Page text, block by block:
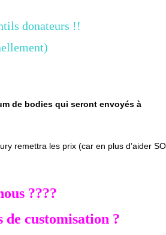
donateurs !!
de bodies qui seront envoyés à
remettra les prix (car en plus d’aider
????
de customisation ?